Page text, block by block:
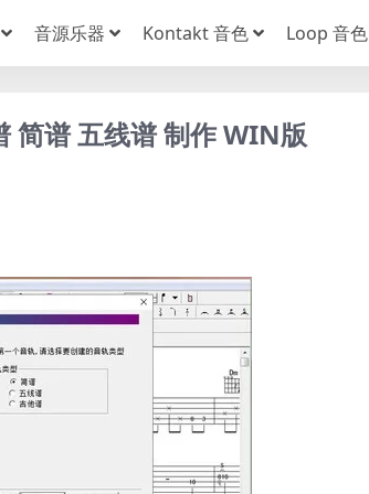
音源乐器 Kontakt 音色 Loop 音色
简谱 五线谱 制作 WIN版